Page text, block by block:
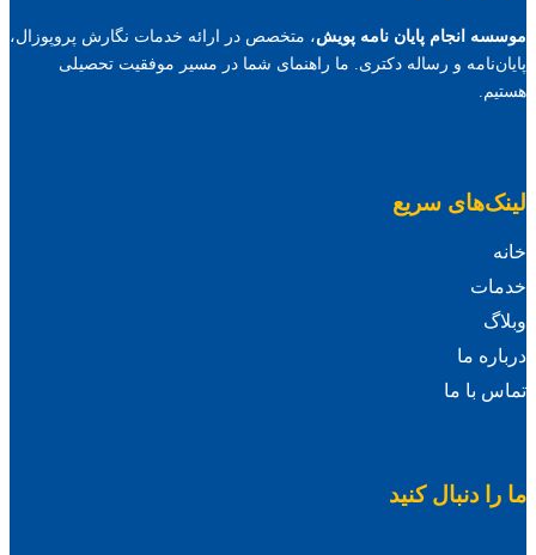
موسسه انجام پایان نامه پویش، متخصص در ارائه خدمات نگارش پروپوزال،
پایان‌نامه و رساله دکتری. ما راهنمای شما در مسیر موفقیت تحصیلی
هستیم.
لینک‌های سریع
خانه
خدمات
وبلاگ
درباره ما
تماس با ما
ما را دنبال کنید